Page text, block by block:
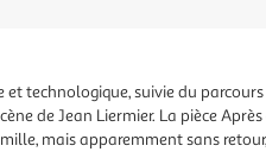
technologique, suivie du
de Jean Liermier. La pièce
mais apparemment sans